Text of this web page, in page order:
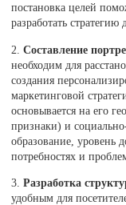
постановка целей
разработать
2.Составление
необходим для
создания
маркетинговой
основывается на его
признаки) и
образование, уровень
потребностях и
3.Разработка
удобным для